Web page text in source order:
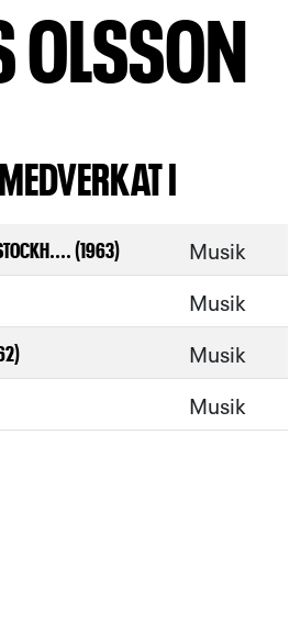
OLSSON
I
(1963) Musik
Musik
Musik
Musik